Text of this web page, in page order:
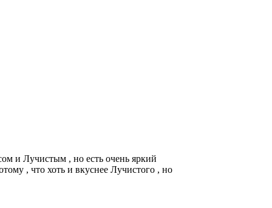
и Лучистым , но есть очень яркий
, что хоть и вкуснее Лучистого , но